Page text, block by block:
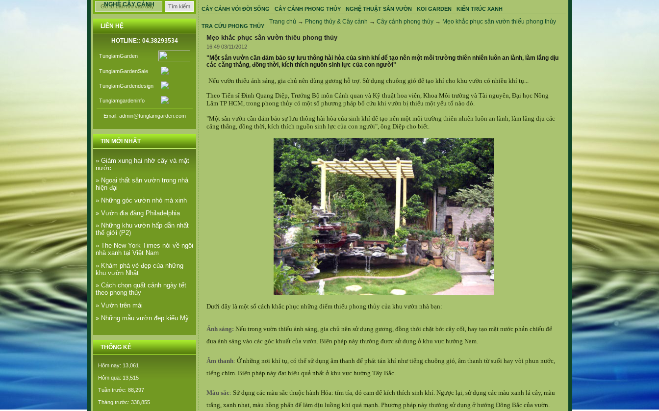
NGHỀ CÂY CẢNH
LIÊN HỆ
HOTLINE:: 04.38293534
TunglamGarden
TunglamGardenSale
TunglamGardendesign
Tunglamgardeninfo
Email: admin@tunglamgarden.com
TIN MỚI NHẤT
» Giảm xung hại nhờ cây và mặt
nước
» Ngoại thất sân vườn trong nhà
hiện đại
» Những góc vườn nhỏ mà xinh
» Vườn địa đàng Philadelphia
» Những khu vườn hấp dẫn nhất
thế giới (P2)
» The New York Times nói về ngôi
nhà xanh tại Việt Nam
» Khám phá vẻ đẹp của những
khu vườn Nhật
» Cách chọn quất cảnh ngày tết
theo phong thủy
» Vườn trên mái
» Những mẫu vườn đẹp kiểu Mỹ
THỐNG KÊ
Hôm nay: 13,061
Hôm qua: 13,515
Tuần trước: 88,297
Tháng trước: 338,855
CÂY CẢNH VỚI ĐỜI SỐNG CÂY CẢNH PHONG THỦY NGHỆ THUẬT SÂN VƯỜN KOI GARDEN KIẾN TRÚC XANH
TRA CỨU PHONG THỦY
Trang chủ → Phong thủy & Cây cảnh → Cây cảnh phong thủy → Mẹo khắc phục sân vườn thiếu phong thủy
Mẹo khắc phục sân vườn thiếu phong thủy
16:49 03/11/2012
"Một sân vườn cần đảm bảo sự lưu thông hài hòa của sinh khí để tạo nên một môi trường thiên nhiên luôn an lành, làm lắng dịu
các căng thẳng, đồng thời, kích thích nguồn sinh lực của con người"
Nếu vườn thiếu ánh sáng, gia chủ nên dùng gương hỗ trợ. Sử dụng chuông gió để tạo khí cho khu vườn có nhiều khí tụ...
Theo Tiến sĩ Đinh Quang Diệp, Trưởng Bộ môn Cảnh quan và Kỹ thuật hoa viên, Khoa Môi trường và Tài nguyên, Đại học Nông
Lâm TP HCM, trong phong thủy có một số phương pháp bổ cứu khi vườn bị thiếu một yếu tố nào đó.
"Một sân vườn cần đảm bảo sự lưu thông hài hòa của sinh khí để tạo nên một môi trường thiên nhiên luôn an lành, làm lắng dịu các
căng thẳng, đồng thời, kích thích nguồn sinh lực của con người", ông Diệp cho biết.
Dưới đây là một số cách khắc phục những điểm thiếu phong thủy của khu vườn nhà bạn:
Ánh sáng: Nếu trong vườn thiếu ánh sáng, gia chủ nên sử dụng gương, đồng thời chặt bớt cây cối, hay tạo mặt nước phản chiếu để
đưa ánh sáng vào các góc khuất của vườn. Biện pháp này thường được sử dụng ở khu vực hướng Nam.
Âm thanh: Ở những nơi khí tụ, có thể sử dụng âm thanh để phát tán khí như tiếng chuông gió, âm thanh từ suối hay vòi phun nước,
tiếng chim. Biện pháp này đạt hiệu quả nhất ở khu vực hướng Tây Bắc.
Màu sắc: Sử dụng các màu sắc thuộc hành Hỏa: tím tía, đỏ cam để kích thích sinh khí. Ngược lại, sử dụng các màu xanh lá cây, màu
trắng, xanh nhạt, màu hồng phấn để làm dịu luồng khí quá mạnh. Phương pháp này thường sử dụng ở hướng Đông Bắc của vườn.